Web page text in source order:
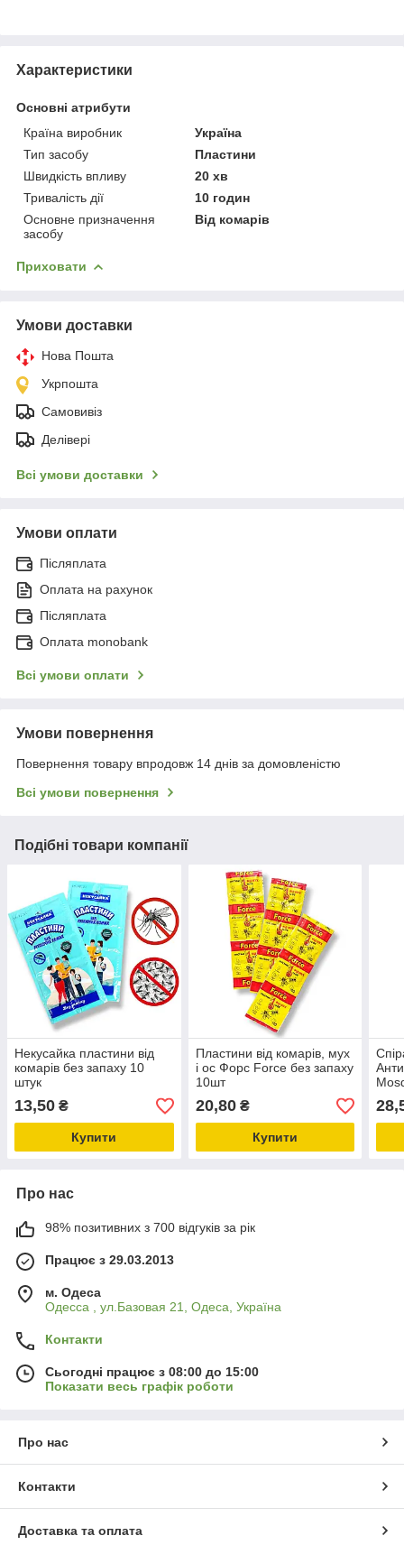
Характеристики
Основні атрибути
Країна виробник
Україна
Тип засобу
Пластини
Швидкість впливу
20 хв
Тривалість дії
10 годин
Основне призначення
засобу
Від комарів
Приховати
Умови доставки
Нова Пошта
Укрпошта
Самовивіз
Делівері
Всі умови доставки
Умови оплати
Післяплата
Оплата на рахунок
Післяплата
Оплата monobank
Всі умови оплати
Умови повернення
Повернення товару впродовж 14 днів за домовленістю
Всі умови повернення
Подібні товари компанії
Некусайка пластини від
комарів без запаху 10
штук
13,50 ₴
Купити
Пластини від комарів, мух
і ос Форс Force без запаху
10шт
20,80₴
Купити
Про нас
98% позитивних з 700 відгуків за рік
Працює з 29.03.2013
м. Одеса
Одесса , ул.Базовая 21, Одеса, Україна
Контакти
Сьогодні працює з 08:00 до 15:00
Показати весь графік роботи
Про нас
Контакти
Доставка та оплата